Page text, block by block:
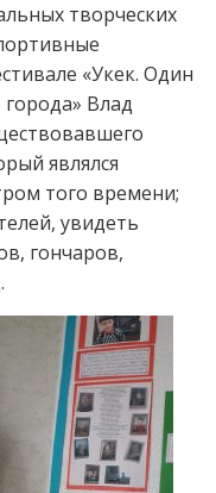
творческих
«Укек. Один
Влад
являлся
того времени;
увидеть
гончаров,